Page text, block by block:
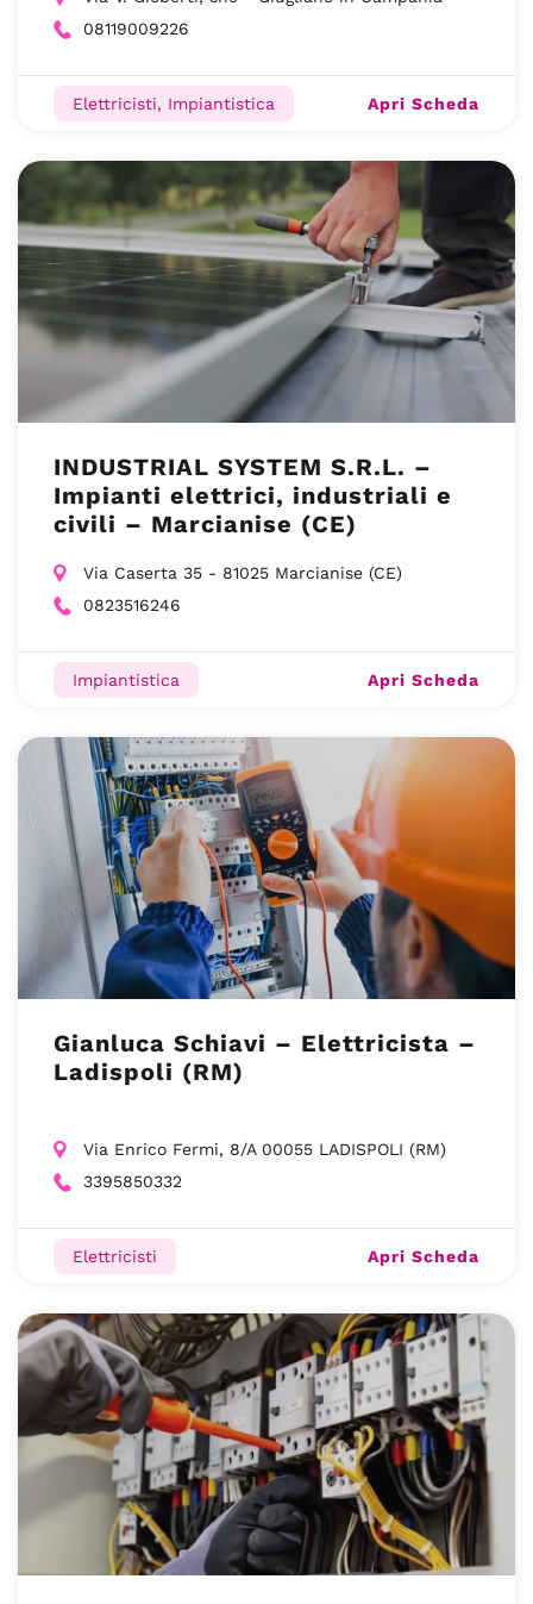
08119009226
Elettricisti, Impiantistica Apri Scheda
INDUSTRIAL SYSTEM S.R.L. –
Impianti elettrici, industriali e
civili – Marcianise (CE)
Via Caserta 35 - 81025 Marcianise (CE)
0823516246
Impiantistica Apri Scheda
Gianluca Schiavi – Elettricista –
Ladispoli (RM)
Via Enrico Fermi, 8/A 00055 LADISPOLI (RM)
3395850332
Elettricisti Apri Scheda